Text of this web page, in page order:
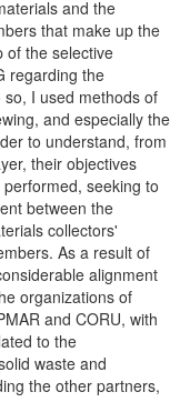
and the
that make up the
of the selective
regarding the
I used methods of
and especially the
to understand, from
their objectives
seeking to
between the
collectors'
As a result of
alignment
organizations of
and CORU, with
to the
waste and
the other partners,